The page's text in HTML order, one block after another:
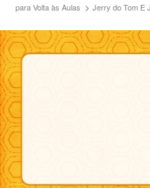
para Volta às Aulas
Jerry do Tom E